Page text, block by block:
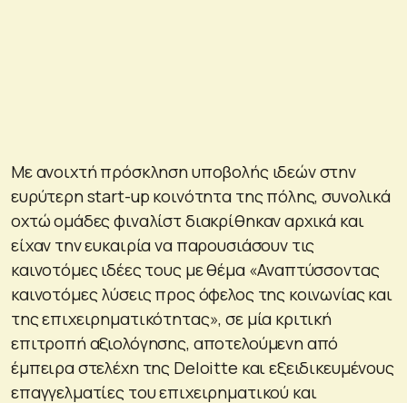
Με ανοιχτή πρόσκληση υποβολής ιδεών στην
ευρύτερη start-up κοινότητα της πόλης, συνολικά
οχτώ ομάδες φιναλίστ διακρίθηκαν αρχικά και
είχαν την ευκαιρία να παρουσιάσουν τις
καινοτόμες ιδέες τους με θέμα «Αναπτύσσοντας
καινοτόμες λύσεις προς όφελος της κοινωνίας και
της επιχειρηματικότητας», σε μία κριτική
επιτροπή αξιολόγησης, αποτελούμενη από
έμπειρα στελέχη της Deloitte και εξειδικευμένους
επαγγελματίες του επιχειρηματικού και